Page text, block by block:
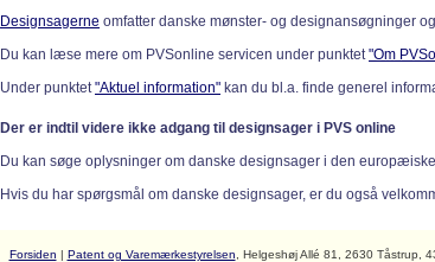
Designsagerne omfatter danske mønster- og designansøgninger
Du kan læse mere om PVSonline servicen under punktet"Om
Under punktet"Aktuel information" kan du bl.a. finde generel
Der er indtil videre ikke adgang til designsager i PVS online
Du kan søge oplysninger om danske designsager i den
Hvis du har spørgsmål om danske designsager, er du også
Forsiden | Patent og Varemærkestyrelsen , Helgeshøj Allé 81, 2630 Tåstrup,